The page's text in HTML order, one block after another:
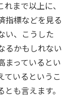
まで以上に、
指標などを見る
い、こうした
るかもしれない
まっているとい
ているというこ
も言えます。